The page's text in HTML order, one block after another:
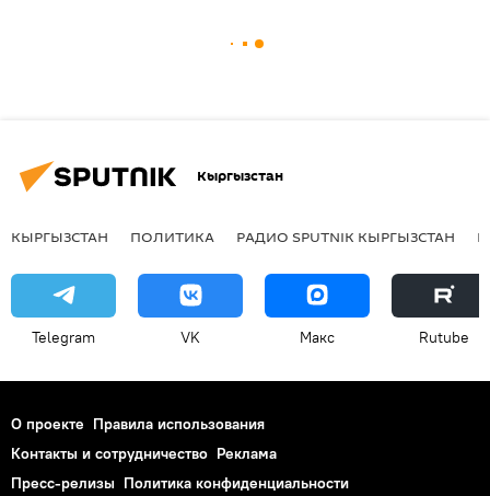
Кыргызстан
КЫРГЫЗСТАН ПОЛИТИКА РАДИО SPUTNIK КЫРГЫЗСТАН
Telegram VK Макс Rutube
О проекте Правила использования
Контакты и сотрудничество Реклама
Пресс-релизы Политика конфиденциальности